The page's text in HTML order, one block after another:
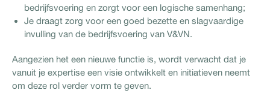
bedrijfsvoering en zorgt voor een logische samenhang;
Je draagt zorg voor een goed bezette en slagvaardige
invulling van de bedrijfsvoering van V&VN.
Aangezien het een nieuwe functie is, wordt verwacht dat je
vanuit je expertise een visie ontwikkelt en initiatieven neemt
om deze rol verder vorm te geven.